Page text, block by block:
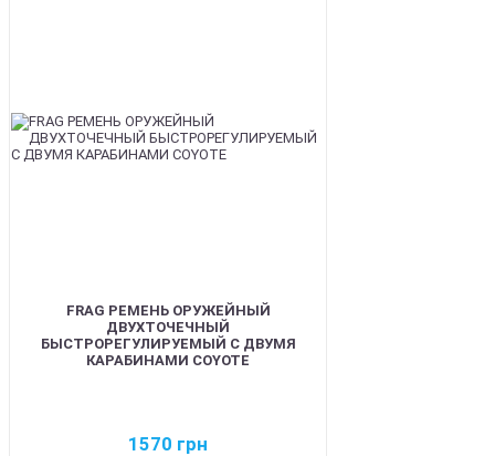
FRAG РЕМЕНЬ ОРУЖЕЙНЫЙ
ДВУХТОЧЕЧНЫЙ
БЫСТРОРЕГУЛИРУЕМЫЙ С ДВУМЯ
КАРАБИНАМИ COYOTE
1570 грн